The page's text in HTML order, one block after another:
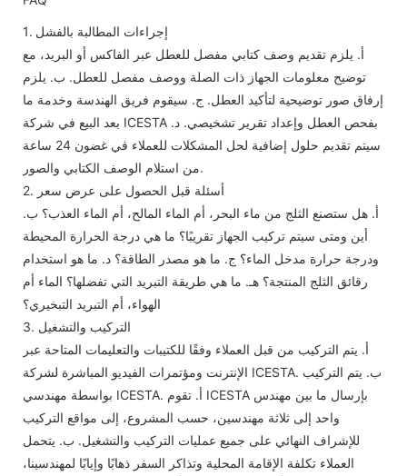
1. إجراءات المطالبة بالفشل
أ. يلزم تقديم وصف كتابي مفصل للعطل عبر الفاكس أو البريد، مع
توضيح معلومات الجهاز ذات الصلة ووصف مفصل للعطل. ب. يلزم
إرفاق صور توضيحية لتأكيد العطل. ج. سيقوم فريق الهندسة وخدمة ما
بعد البيع في شركة ICESTA بفحص العطل وإعداد تقرير تشخيصي. د.
سيتم تقديم حلول إضافية لحل المشكلات للعملاء في غضون 24 ساعة
من استلام الوصف الكتابي والصور.
2. أسئلة قبل الحصول على عرض سعر
أ. هل ستصنع الثلج من ماء البحر، أم الماء المالح، أم الماء العذب؟ ب.
أين ومتى سيتم تركيب الجهاز تقريبًا؟ ما هي درجة الحرارة المحيطة
ودرجة حرارة مدخل الماء؟ ج. ما هو مصدر الطاقة؟ د. ما هو استخدام
رقائق الثلج المنتجة؟ هـ. ما هي طريقة التبريد التي تفضلها؟ الماء أم
الهواء، أم التبريد التبخيري؟
3. التركيب والتشغيل
أ. يتم التركيب من قبل العملاء وفقًا للكتيبات والتعليمات المتاحة عبر
الإنترنت ومؤتمرات الفيديو المباشرة لشركة ICESTA. ب. يتم التركيب
بواسطة مهندسي ICESTA. أ. تقوم ICESTA بإرسال ما بين مهندس
واحد إلى ثلاثة مهندسين، حسب المشروع، إلى مواقع التركيب
للإشراف النهائي على جميع عمليات التركيب والتشغيل. ب. يتحمل
العملاء تكلفة الإقامة المحلية وتذاكر السفر ذهابًا وإيابًا لمهندسينا،